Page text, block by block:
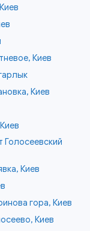
Киев
Киев
Голосеевский
Киев
гора, Киев
Киев